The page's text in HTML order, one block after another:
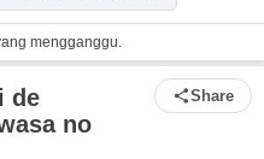
mengganggu.
de
no
Share